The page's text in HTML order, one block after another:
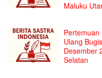
Maluku
Pertemuan
Ulang
Desember
Selatan